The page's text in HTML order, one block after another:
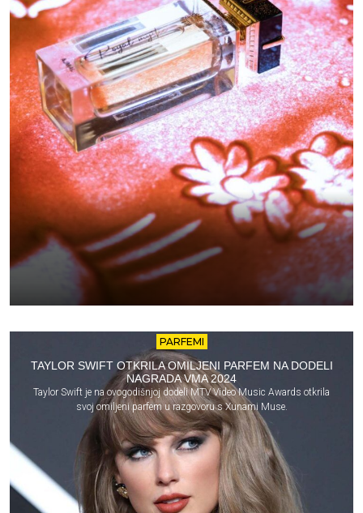
PARFEMI
TAYLOR SWIFT OTKRILA OMILJENI PARFEM NA DODELI
NAGRADA VMA 2024
Taylor Swift je na ovogodišnjoj dodeli MTV Video Music Awards otkrila
svoj omiljeni parfem u razgovoru s Xunami Muse.